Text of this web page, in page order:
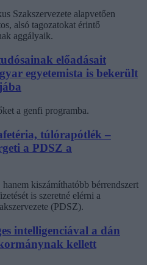
Szakszervezete alapvetően
alsó tagozatokat érintő
aggályaik.
előadásait
egyetemista is bekerült
a genfi programba.
túlórapótlék –
a PDSZ a
kiszámíthatóbb bérrendszert
is szeretné elérni a
(PDSZ).
intelligenciával a dán
kellett